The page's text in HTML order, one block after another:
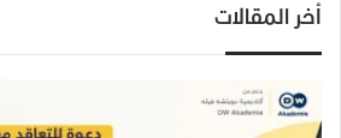
أخر المقالات